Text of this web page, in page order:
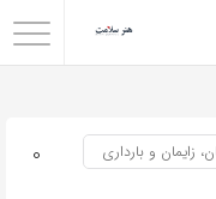
0 زایمان و بارداری